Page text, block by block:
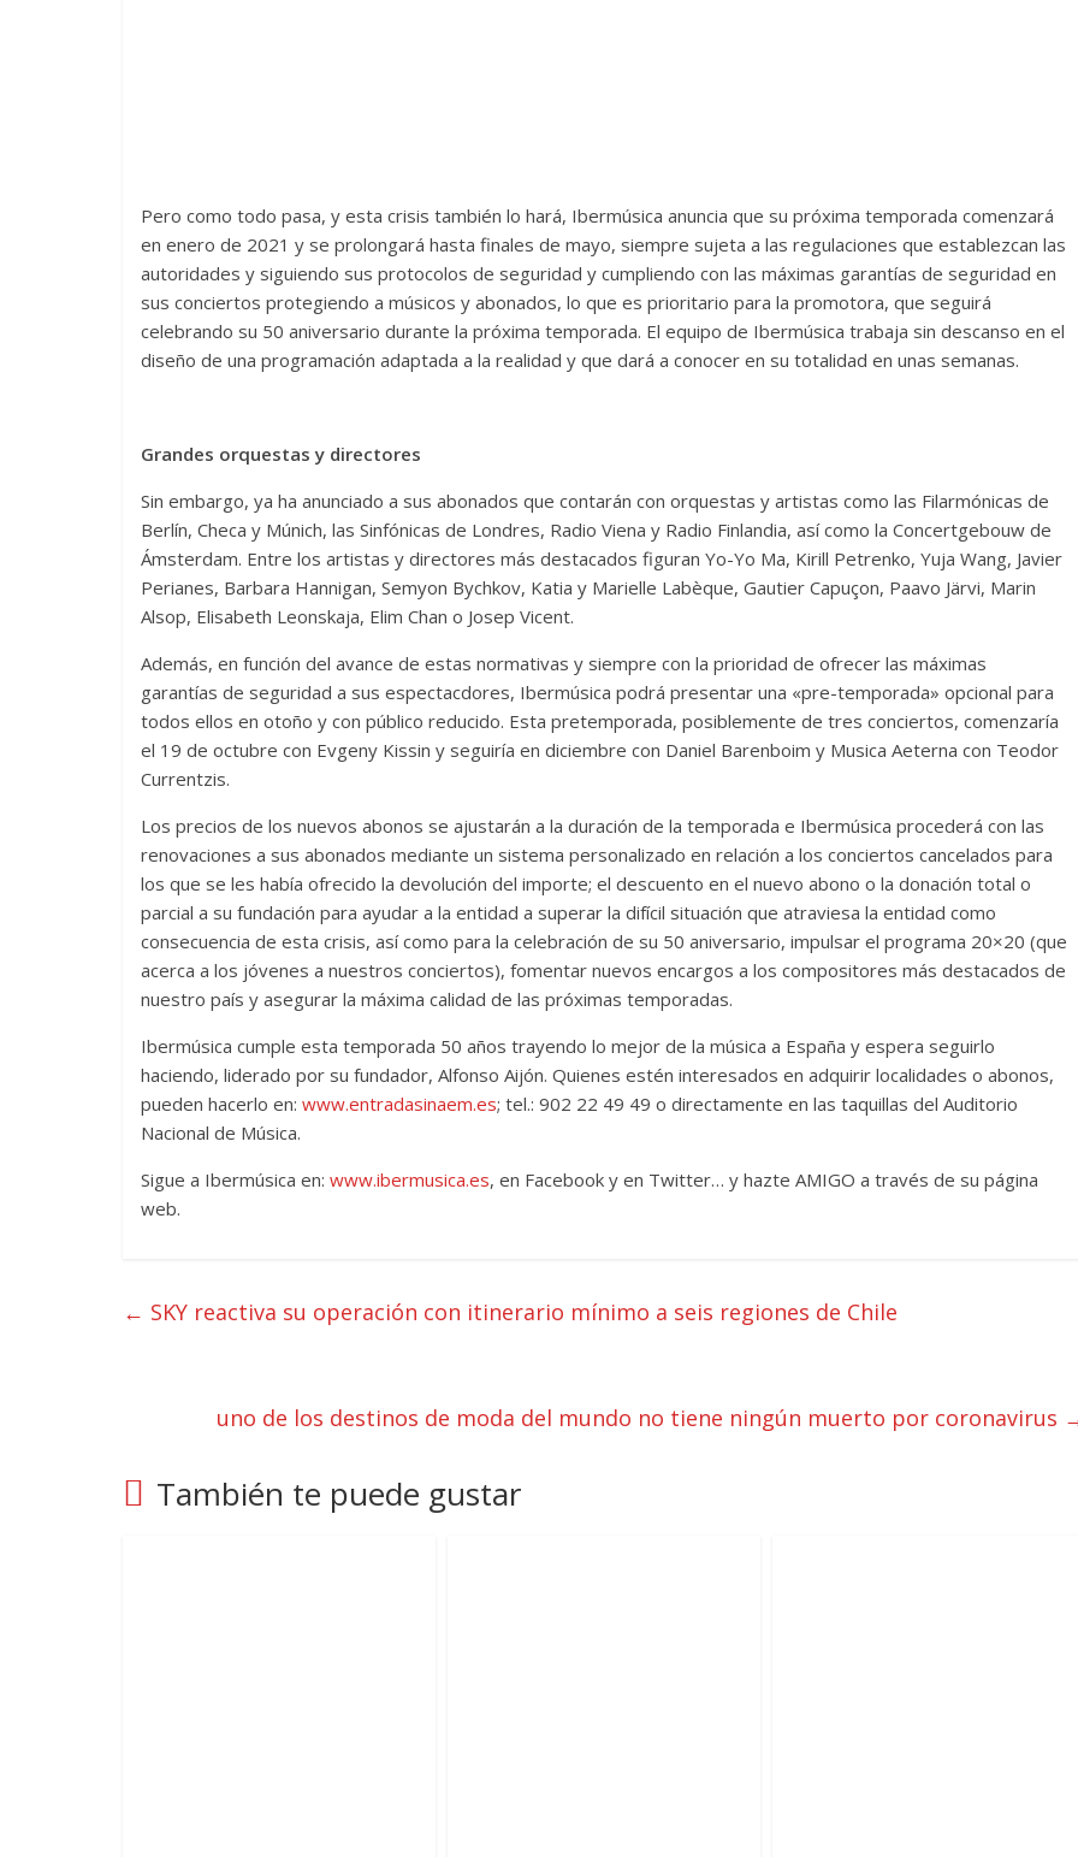
Pero como todo pasa, y esta crisis también lo hará, Ibermúsica anuncia que su próxima temporada comenzará
en enero de 2021 y se prolongará hasta finales de mayo, siempre sujeta a las regulaciones que establezcan las
autoridades y siguiendo sus protocolos de seguridad y cumpliendo con las máximas garantías de seguridad en
sus conciertos protegiendo a músicos y abonados, lo que es prioritario para la promotora, que seguirá
celebrando su 50 aniversario durante la próxima temporada. El equipo de Ibermúsica trabaja sin descanso en el
diseño de una programación adaptada a la realidad y que dará a conocer en su totalidad en unas semanas.
Grandes orquestas y directores
Sin embargo, ya ha anunciado a sus abonados que contarán con orquestas y artistas como las Filarmónicas de
Berlín, Checa y Múnich, las Sinfónicas de Londres, Radio Viena y Radio Finlandia, así como la Concertgebouw de
Ámsterdam. Entre los artistas y directores más destacados figuran Yo-Yo Ma, Kirill Petrenko, Yuja Wang, Javier
Perianes, Barbara Hannigan, Semyon Bychkov, Katia y Marielle Labèque, Gautier Capuçon, Paavo Järvi, Marin
Alsop, Elisabeth Leonskaja, Elim Chan o Josep Vicent.
Además, en función del avance de estas normativas y siempre con la prioridad de ofrecer las máximas
garantías de seguridad a sus espectacdores, Ibermúsica podrá presentar una «pre-temporada» opcional para
todos ellos en otoño y con público reducido. Esta pretemporada, posiblemente de tres conciertos, comenzaría
el 19 de octubre con Evgeny Kissin y seguiría en diciembre con Daniel Barenboim y Musica Aeterna con Teodor
Currentzis.
Los precios de los nuevos abonos se ajustarán a la duración de la temporada e Ibermúsica procederá con las
renovaciones a sus abonados mediante un sistema personalizado en relación a los conciertos cancelados para
los que se les había ofrecido la devolución del importe; el descuento en el nuevo abono o la donación total o
parcial a su fundación para ayudar a la entidad a superar la difícil situación que atraviesa la entidad como
consecuencia de esta crisis, así como para la celebración de su 50 aniversario, impulsar el programa 20×20 (que
acerca a los jóvenes a nuestros conciertos), fomentar nuevos encargos a los compositores más destacados de
nuestro país y asegurar la máxima calidad de las próximas temporadas.
Ibermúsica cumple esta temporada 50 años trayendo lo mejor de la música a España y espera seguirlo
haciendo, liderado por su fundador, Alfonso Aijón. Quienes estén interesados en adquirir localidades o abonos,
pueden hacerlo en: www.entradasinaem.es; tel.: 902 22 49 49 o directamente en las taquillas del Auditorio
Nacional de Música.
Sigue a Ibermúsica en: www.ibermusica.es, en Facebook y en Twitter… y hazte AMIGO a través de su página
web.
← SKY reactiva su operación con itinerario mínimo a seis regiones de Chile
uno de los destinos de moda del mundo no tiene ningún muerto por coronavirus
También te puede gustar